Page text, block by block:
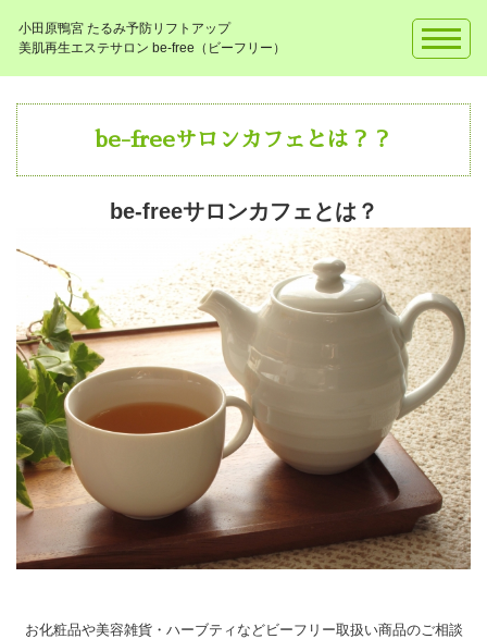
小田原鴨宮 たるみ予防リフトアップ
美肌再生エステサロン be-free（ビーフリー）
be-freeサロンカフェとは？？
be-freeサロンカフェとは？
お化粧品や美容雑貨・ハーブティなどビーフリー取扱い商品のご相談